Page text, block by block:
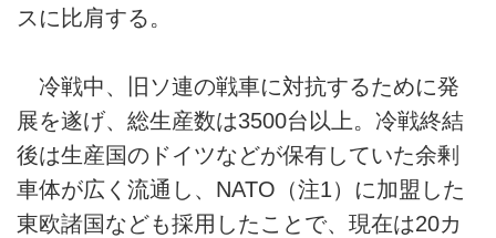
スに比肩する。
冷戦中、旧ソ連の戦車に対抗するために発
展を遂げ、総生産数は3500台以上。冷戦終結
後は生産国のドイツなどが保有していた余剰
車体が広く流通し、NATO（注1）に加盟した
東欧諸国なども採用したことで、現在は20カ